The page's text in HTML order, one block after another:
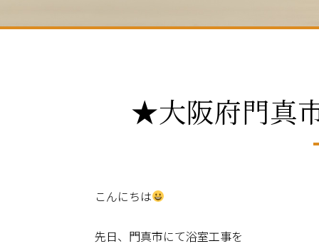
★大阪府門真
こんにちは
先日、門真市にて浴室工事を